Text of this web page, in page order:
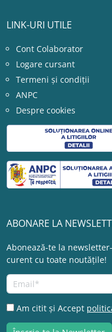
LINK-URI UTILE
Cont Colaborator
Logare cursant
Termeni și condiții
ANPC
Despre cookies
ABONARE LA
Abonează-te la
curent cu toate noutățile!
Am citit și Accept